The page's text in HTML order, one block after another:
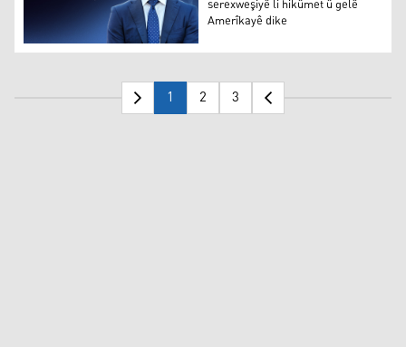
Serokwezîr Mesrûr Barzanî serexweşiyê li hikûmet û
serexweşiyê li hikûmet û gelê
Amerîkayê dike
1 2 3